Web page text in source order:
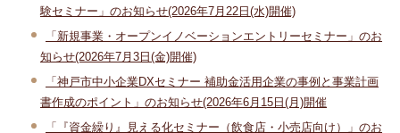
験セミナー」のお知らせ(2026年7月22日(水)開催)
「新規事業・オープンイノベーションエントリーセミナー」のお
知らせ(2026年7月3日(金)開催)
「神戸市中小企業DXセミナー 補助金活用企業の事例と事業計画
書作成のポイント」のお知らせ(2026年6月15日(月)開催
「『資金繰り』見える化セミナー（飲食店・小売店向け）」のお